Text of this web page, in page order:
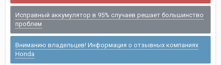
Исправный аккумулятор в 95% случаев решает большинство
проблем
Вниманию владельцев! Информация о отзывных компаниях
Honda